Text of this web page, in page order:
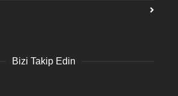
Bizi Takip Edin